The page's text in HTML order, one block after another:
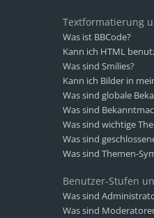
Textformatierung
Was ist BBCode?
Kann ich HTML
Was sind Smilies?
Kann ich Bilder in
Was sind globale
Was sind
Was sind wichtige
Was sind
Was sind Themen-
Benutzer-Stufen
Was sind
Was sind